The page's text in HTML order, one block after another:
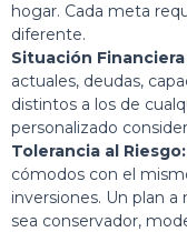
hogar. Cada meta
diferente.
Situación
actuales, deudas,
distintos a los de
personalizado
Tolerancia al Riesgo:
cómodos con el
inversiones. Un plan
sea conservador,